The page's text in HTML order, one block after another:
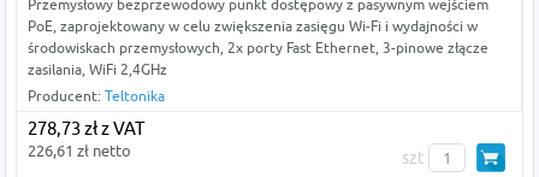
Przemysłowy bezprzewodowy punkt dostępowy z pasywnym wejściem
PoE, zaprojektowany w celu zwiększenia zasięgu Wi-Fi i wydajności w
środowiskach przemysłowych, 2x porty Fast Ethernet, 3-pinowe złącze
zasilania, WiFi 2,4GHz
Producent: Teltonika
278,73 zł z VAT
226,61 zł netto szt